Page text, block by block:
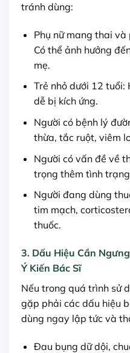
tránh dùng:
Phụ nữ mang thai và
Có thể ảnh hưởng
mẹ.
Trẻ nhỏ dưới 12 tuổi:
dễ bị kích ứng.
Người có bệnh lý
thừa, tắc ruột, viêm
Người có vấn đề về
trọng thêm tình
Người đang dùng
tim mạch,
thuốc.
3. Dấu Hiệu Cần
Ý Kiến Bác Sĩ
Nếu trong quá trình sử
gặp phải các dấu hiệu
dùng ngay lập tức và
Đau bụng dữ dội,